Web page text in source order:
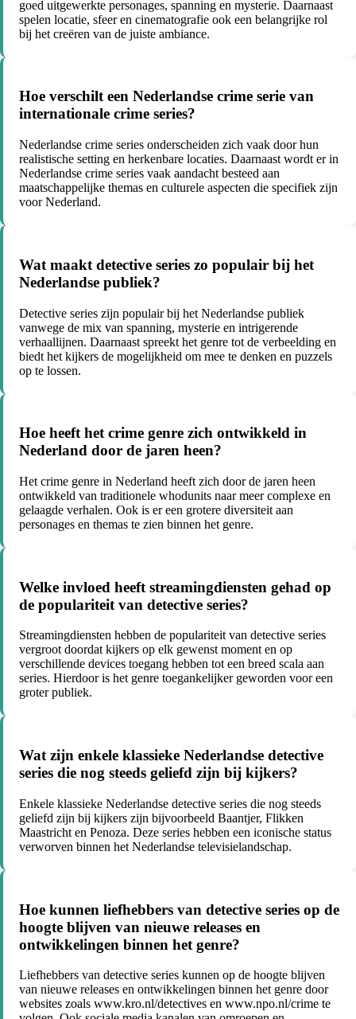
goed uitgewerkte personages, spanning en mysterie. Daarnaast
spelen locatie, sfeer en cinematografie ook een belangrijke rol
bij het creëren van de juiste ambiance.
Hoe verschilt een Nederlandse crime serie van
internationale crime series?
Nederlandse crime series onderscheiden zich vaak door hun
realistische setting en herkenbare locaties. Daarnaast wordt er in
Nederlandse crime series vaak aandacht besteed aan
maatschappelijke themas en culturele aspecten die specifiek zijn
voor Nederland.
Wat maakt detective series zo populair bij het
Nederlandse publiek?
Detective series zijn populair bij het Nederlandse publiek
vanwege de mix van spanning, mysterie en intrigerende
verhaallijnen. Daarnaast spreekt het genre tot de verbeelding en
biedt het kijkers de mogelijkheid om mee te denken en puzzels
op te lossen.
Hoe heeft het crime genre zich ontwikkeld in
Nederland door de jaren heen?
Het crime genre in Nederland heeft zich door de jaren heen
ontwikkeld van traditionele whodunits naar meer complexe en
gelaagde verhalen. Ook is er een grotere diversiteit aan
personages en themas te zien binnen het genre.
Welke invloed heeft streamingdiensten gehad op
de populariteit van detective series?
Streamingdiensten hebben de populariteit van detective series
vergroot doordat kijkers op elk gewenst moment en op
verschillende devices toegang hebben tot een breed scala aan
series. Hierdoor is het genre toegankelijker geworden voor een
groter publiek.
Wat zijn enkele klassieke Nederlandse detective
series die nog steeds geliefd zijn bij kijkers?
Enkele klassieke Nederlandse detective series die nog steeds
geliefd zijn bij kijkers zijn bijvoorbeeld Baantjer, Flikken
Maastricht en Penoza. Deze series hebben een iconische status
verworven binnen het Nederlandse televisielandschap.
Hoe kunnen liefhebbers van detective series op de
hoogte blijven van nieuwe releases en
ontwikkelingen binnen het genre?
Liefhebbers van detective series kunnen op de hoogte blijven
van nieuwe releases en ontwikkelingen binnen het genre door
websites zoals www.kro.nl/detectives en www.npo.nl/crime te